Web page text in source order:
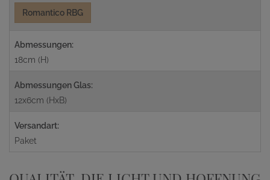
Romantico RBG
Abmessungen:
18cm (H)
Abmessungen Glas:
12x6cm (HxB)
Versandart:
Paket